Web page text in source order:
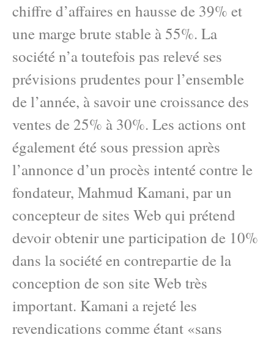
chiffre d’affaires en hausse de 39% et
une marge brute stable à 55%. La
société n’a toutefois pas relevé ses
prévisions prudentes pour l’ensemble
de l’année, à savoir une croissance des
ventes de 25% à 30%. Les actions ont
également été sous pression après
l’annonce d’un procès intenté contre le
fondateur, Mahmud Kamani, par un
concepteur de sites Web qui prétend
devoir obtenir une participation de 10%
dans la société en contrepartie de la
conception de son site Web très
important. Kamani a rejeté les
revendications comme étant «sans